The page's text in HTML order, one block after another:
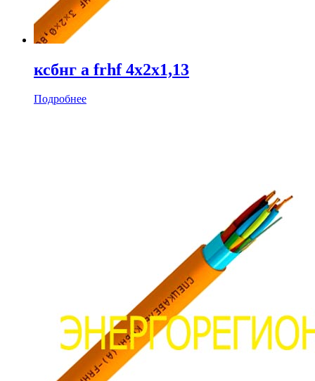
ксбнг а frhf 4х2х1,13
Подробнее